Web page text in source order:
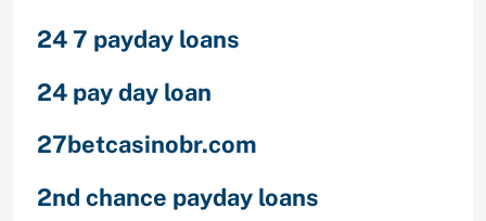
24 7 payday loans
24 pay day loan
27betcasinobr.com
2nd chance payday loans